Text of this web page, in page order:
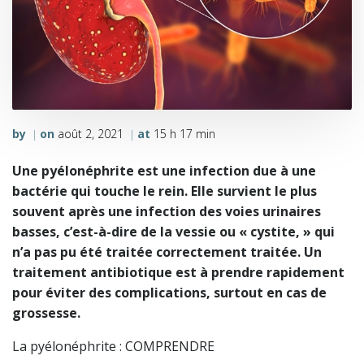
by | on août 2, 2021 | at 15 h 17 min
Une pyélonéphrite est une infection due à une
bactérie qui touche le rein. Elle survient le plus
souvent après une infection des voies urinaires
basses, c’est-à-dire de la vessie ou « cystite, » qui
n’a pas pu été traitée correctement traitée. Un
traitement antibiotique est à prendre rapidement
pour éviter des complications, surtout en cas de
grossesse.
La pyélonéphrite : COMPRENDRE